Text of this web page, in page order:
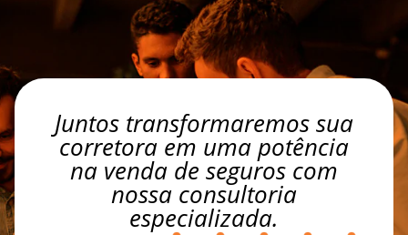
Juntos transformaremos sua
corretora em uma potência
na venda de seguros com
nossa consultoria
especializada.